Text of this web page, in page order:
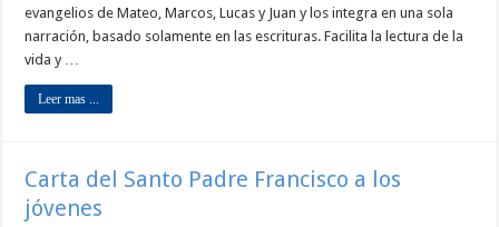
evangelios de Mateo, Marcos, Lucas y Juan y los integra en una sola
narración, basado solamente en las escrituras. Facilita la lectura de la
vida y …
Leer mas ...
Carta del Santo Padre Francisco a los
jóvenes